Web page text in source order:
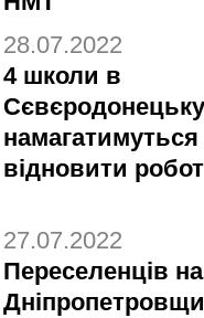
28.07.2022
4 школи в
Сєвєродонецьку
намагатимуться
відновити
27.07.2022
Переселенців на